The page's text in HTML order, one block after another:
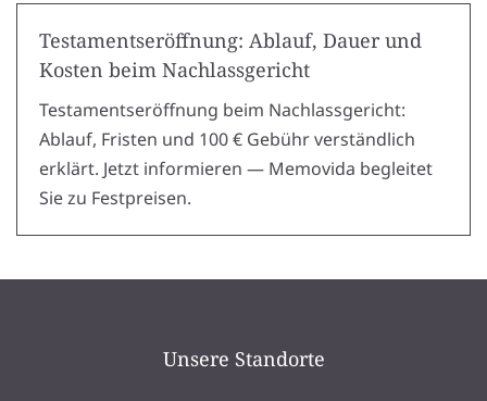
Testamentseröffnung: Ablauf, Dauer und
Kosten beim Nachlassgericht
Testamentseröffnung beim Nachlassgericht:
Ablauf, Fristen und 100 € Gebühr verständlich
erklärt. Jetzt informieren — Memovida begleitet
Sie zu Festpreisen.
Unsere Standorte